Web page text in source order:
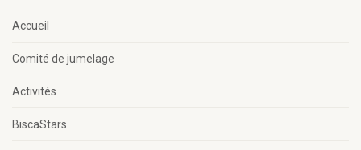
Accueil
Comité de jumelage
Activités
BiscaStars